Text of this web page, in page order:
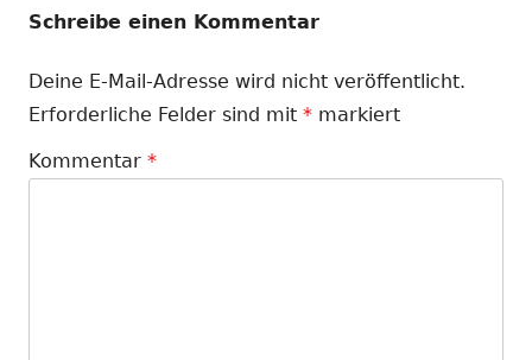
Schreibe einen Kommentar
Deine E-Mail-Adresse wird nicht veröffentlicht.
Erforderliche Felder sind mit * markiert
Kommentar *